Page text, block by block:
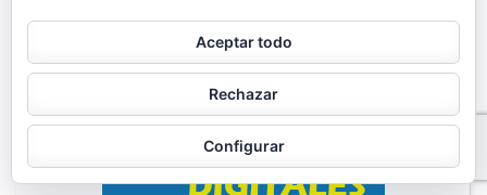
Aceptar todo
Rechazar
Configurar